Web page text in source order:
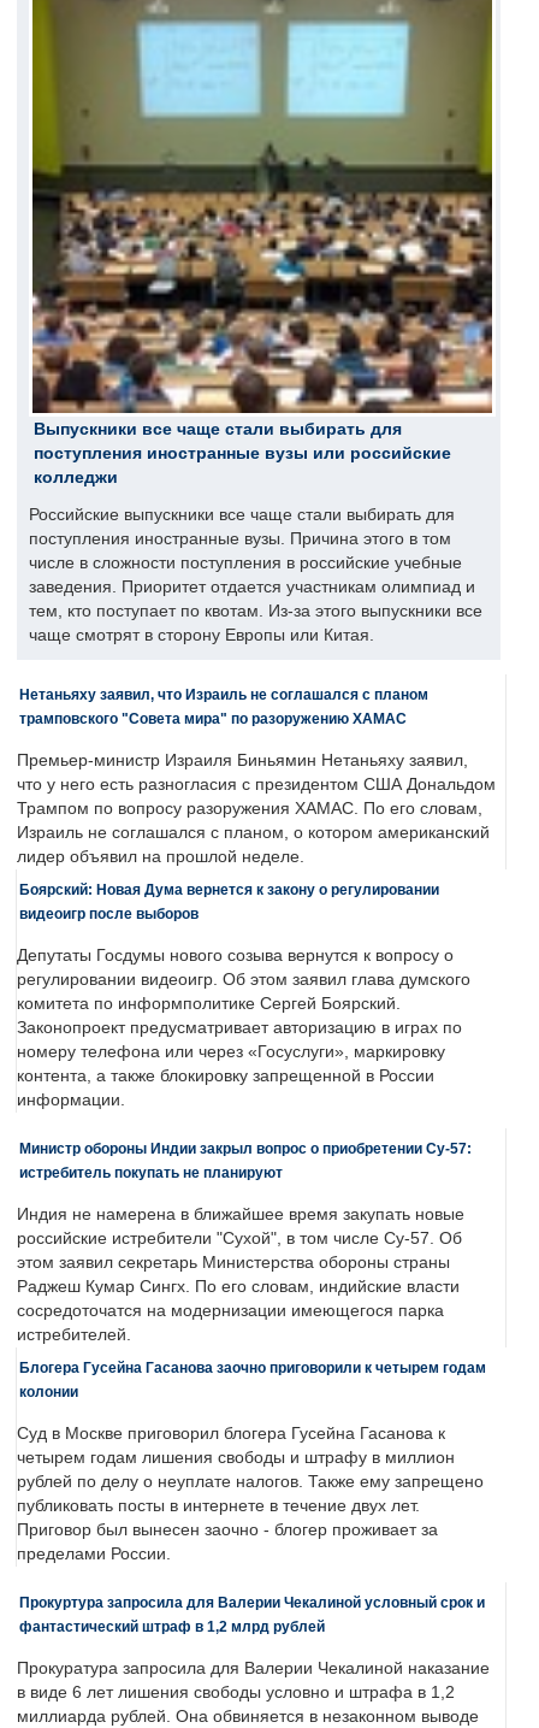
Выпускники все чаще стали выбирать для
поступления иностранные вузы или российские
колледжи
Российские выпускники все чаще стали выбирать для
поступления иностранные вузы. Причина этого в том
числе в сложности поступления в российские учебные
заведения. Приоритет отдается участникам олимпиад и
тем, кто поступает по квотам. Из-за этого выпускники все
чаще смотрят в сторону Европы или Китая.
Нетаньяху заявил, что Израиль не соглашался с планом
трамповского "Совета мира" по разоружению ХАМАС
Премьер-министр Израиля Биньямин Нетаньяху заявил,
что у него есть разногласия с президентом США Дональдом
Трампом по вопросу разоружения ХАМАС. По его словам,
Израиль не соглашался с планом, о котором американский
лидер объявил на прошлой неделе.
Боярский: Новая Дума вернется к закону о регулировании
видеоигр после выборов
Депутаты Госдумы нового созыва вернутся к вопросу о
регулировании видеоигр. Об этом заявил глава думского
комитета по информполитике Сергей Боярский.
Законопроект предусматривает авторизацию в играх по
номеру телефона или через «Госуслуги», маркировку
контента, а также блокировку запрещенной в России
информации.
Министр обороны Индии закрыл вопрос о приобретении Су-57:
истребитель покупать не планируют
Индия не намерена в ближайшее время закупать новые
российские истребители "Сухой", в том числе Су-57. Об
этом заявил секретарь Министерства обороны страны
Раджеш Кумар Сингх. По его словам, индийские власти
сосредоточатся на модернизации имеющегося парка
истребителей.
Блогера Гусейна Гасанова заочно приговорили к четырем годам
колонии
Суд в Москве приговорил блогера Гусейна Гасанова к
четырем годам лишения свободы и штрафу в миллион
рублей по делу о неуплате налогов. Также ему запрещено
публиковать посты в интернете в течение двух лет.
Приговор был вынесен заочно - блогер проживает за
пределами России.
Прокуртура запросила для Валерии Чекалиной условный срок и
фантастический штраф в 1,2 млрд рублей
Прокуратура запросила для Валерии Чекалиной наказание
в виде 6 лет лишения свободы условно и штрафа в 1,2
миллиарда рублей. Она обвиняется в незаконном выводе